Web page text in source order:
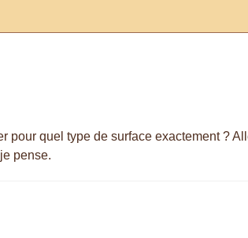
pour quel type de surface exactement ?
pense.